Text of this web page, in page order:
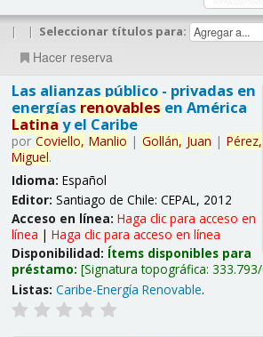
| | Seleccionar títulos para:
Hacer reserva
Las alianzas público - privadas en
energías renovables en América
Latina y el Caribe
por Coviello, Manlio | Gollán, Juan | Pérez,
Miguel.
Idioma: Español
Editor: Santiago de Chile: CEPAL, 2012
Acceso en línea: Haga clic para acceso en
línea | Haga clic para acceso en línea
Disponibilidad: Ítems disponibles para
préstamo: Signatura topográfica:
Listas: Caribe-Energía Renovable.